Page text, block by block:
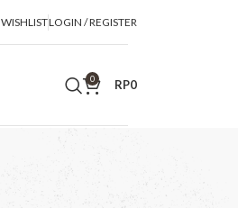
WISHLISTLOGIN / REGISTER
0 RP0